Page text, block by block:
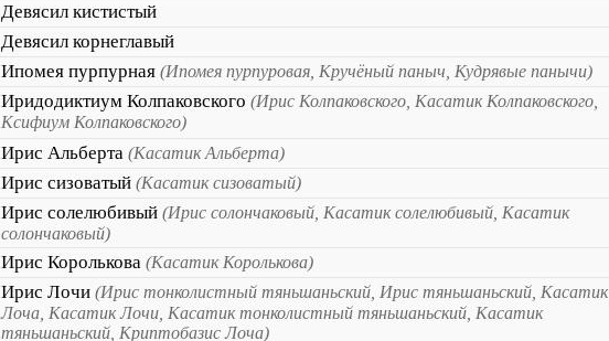
Девясил кистистый
Девясил корнеглавый
Ипомея пурпурная (Ипомея пурпуровая, Кручёный паныч, Кудрявые панычи)
Иридодиктиум Колпаковского (Ирис Колпаковского, Касатик Колпаковского,
Ксифиум Колпаковского)
Ирис Альберта (Касатик Альберта)
Ирис сизоватый (Касатик сизоватый)
Ирис солелюбивый (Ирис солончаковый, Касатик солелюбивый, Касатик
солончаковый)
Ирис Королькова (Касатик Королькова)
Ирис Лочи (Ирис тонколистный тяньшаньский, Ирис тяньшаньский, Касатик
Лоча, Касатик Лочи, Касатик тонколистный тяньшаньский, Касатик
тяньшаньский, Криптобазис Лоча)